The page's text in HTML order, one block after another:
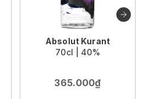
Absolut Kurant
70cl | 40%
365.000₫